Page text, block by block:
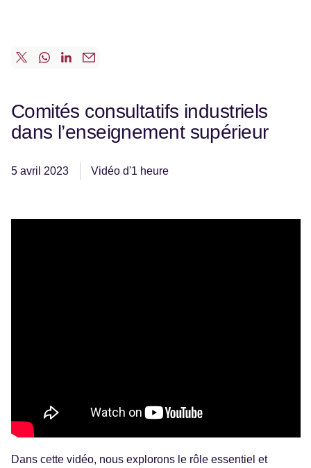
Comités consultatifs industriels
dans l’enseignement supérieur
5 avril 2023 Vidéo d'1 heure
Dans cette vidéo, nous explorons le rôle essentiel et